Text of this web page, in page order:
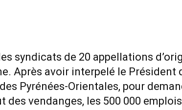
syndicats de 20 appellations
Après avoir interpelé le Président
Pyrénées-Orientales, pour
des vendanges, les 500 000